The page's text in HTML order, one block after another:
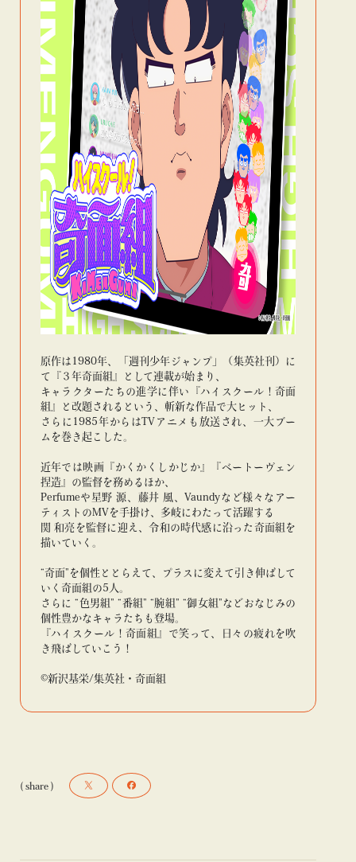
原作は1980年、「週刊少年ジャンプ」（集英社刊）に
て『３年奇面組』として連載が始まり、
キャラクターたちの進学に伴い『ハイスクール！奇面
組』と改題されるという、斬新な作品で大ヒット、
さらに1985年からはTVアニメも放送され、一大ブー
ムを巻き起こした。
近年では映画『かくかくしかじか』『ベートーヴェン
捏造』の監督を務めるほか、
Perfumeや星野 源、藤井 風、Vaundyなど様々なアー
ティストのMVを手掛け、多岐にわたって活躍する
関 和亮を監督に迎え、令和の時代感に沿った奇面組を
描いていく。
“奇面”を個性ととらえて、プラスに変えて引き伸ばして
いく奇面組の5人。
さらに “色男組” “番組” “腕組” “御女組”などおなじみの
個性豊かなキャラたちも登場。
『ハイスクール！奇面組』で笑って、日々の疲れを吹
き飛ばしていこう！
©新沢基栄/集英社・奇面組
( share )